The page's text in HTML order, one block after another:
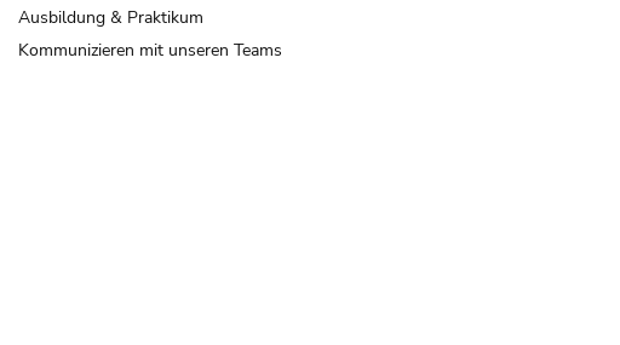
Ausbildung & Praktikum
Kommunizieren mit unseren Teams